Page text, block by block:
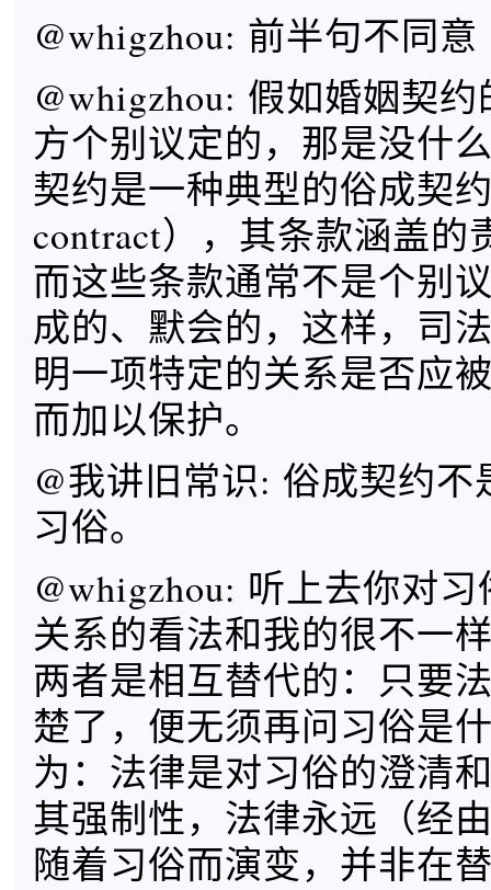
@whigzhou: 前半句不同意
@whigzhou: 假如婚姻契
方个别议定的，那是没什
契约是一种典型的俗成契
contract），其条款涵盖的
而这些条款通常不是个别
成的、默会的，这样，司
明一项特定的关系是否应
而加以保护。
@我讲旧常识: 俗成契约
习俗。
@whigzhou: 听上去你对
关系的看法和我的很不一
两者是相互替代的：只要
楚了，便无须再问习俗是
为：法律是对习俗的澄清
其强制性，法律永远（经
随着习俗而演变，并非在